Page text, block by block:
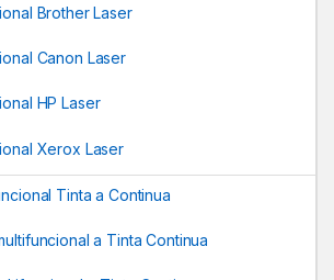
Brother Laser
Canon Laser
HP Laser
Xerox Laser
Tinta a Continua
a Tinta Continua